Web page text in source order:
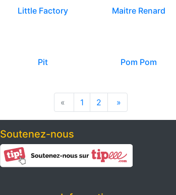
Little Factory Maitre Renard
Pit Pom Pom
« 1 2 »
Soutenez-nous